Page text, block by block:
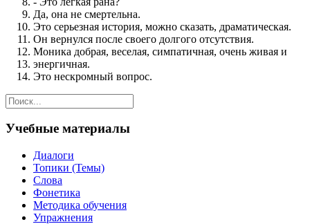
Да, она не смертельна.
Это серьезная история, можно сказать, драматическая.
Он вернулся после своего долгого отсутствия.
Моника добрая, веселая, симпатичная, очень живая и
энергичная.
Это нескромный вопрос.
Учебные материалы
Диалоги
Топики (Темы)
Слова
Фонетика
Методика обучения
Упражнения